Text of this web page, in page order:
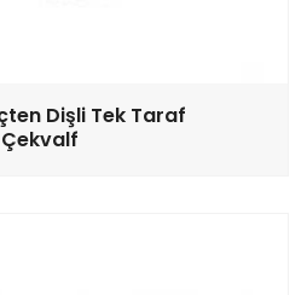
Dişli Tek Taraf
Çekvalf